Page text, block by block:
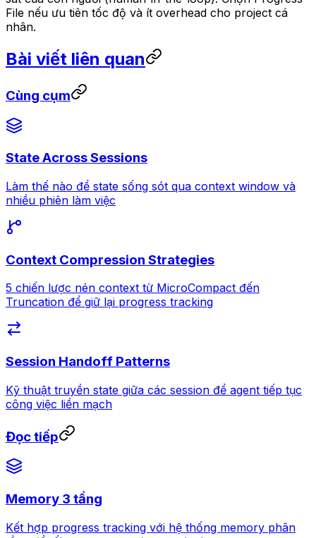
File nếu ưu tiên tốc độ và ít overhead cho project cá
nhân.
Bài viết liên quan
Cùng cụm
State Across Sessions
Làm thế nào để state sống sót qua context window và
nhiều phiên làm việc
Context Compression Strategies
5 chiến lược nén context từ MicroCompact đến
Truncation để giữ lại progress tracking
Session Handoff Patterns
Kỹ thuật truyền state giữa các session để agent tiếp tục
công việc liền mạch
Đọc tiếp
Memory 3 tầng
Kết hợp progress tracking với hệ thống memory phân